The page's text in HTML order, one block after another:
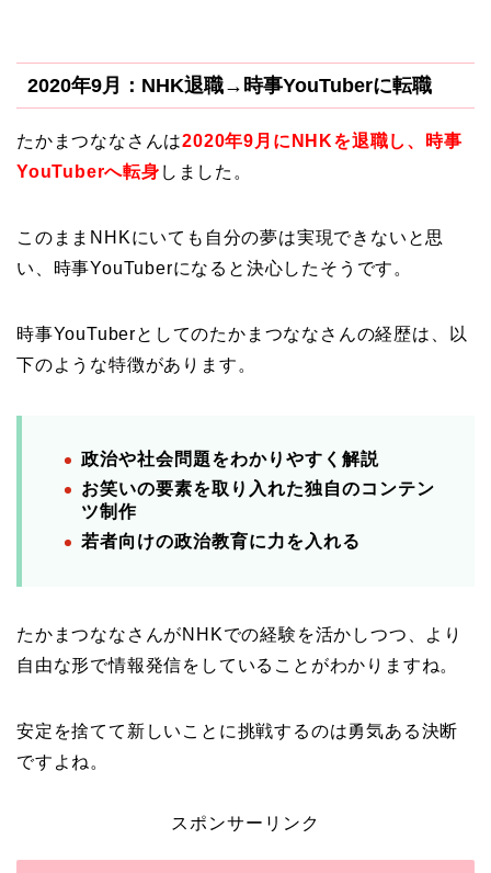
2020年9月：NHK退職→時事YouTuberに転職
たかまつななさんは2020年9月にNHKを退職し、時事
YouTuberへ転身 しました。
このままNHKにいても自分の夢は実現できないと思
い、時事YouTuberになると決心したそうです。
時事YouTuberとしてのたかまつななさんの経歴は、以
下のような特徴があります。
政治や社会問題をわかりやすく解説
お笑いの要素を取り入れた独自のコンテン
ツ制作
若者向けの政治教育に力を入れる
たかまつななさんがNHKでの経験を活かしつつ、より
自由な形で情報発信をしていることがわかりますね。
安定を捨てて新しいことに挑戦するのは勇気ある決断
ですよね。
スポンサーリンク